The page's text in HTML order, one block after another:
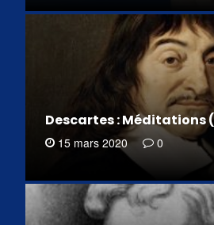
Descartes : Méditations
15 mars 2020 0